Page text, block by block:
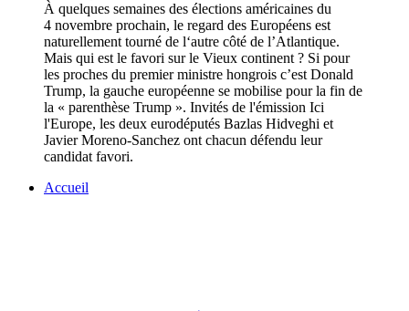
À quelques semaines des élections américaines du
4 novembre prochain, le regard des Européens est
naturellement tourné de l‘autre côté de l’Atlantique.
Mais qui est le favori sur le Vieux continent ? Si pour
les proches du premier ministre hongrois c’est Donald
Trump, la gauche européenne se mobilise pour la fin de
la « parenthèse Trump ». Invités de l'émission Ici
l'Europe, les deux eurodéputés Bazlas Hidveghi et
Javier Moreno-Sanchez ont chacun défendu leur
candidat favori.
Accueil